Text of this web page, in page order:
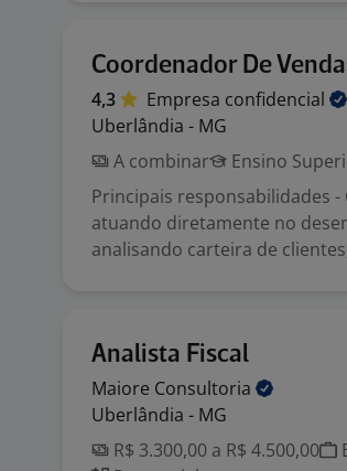
Coordenador De
4,3 Empresa confidencial
Uberlândia - MG
A combinar
Ensino
Principais responsabilidades
atuando diretamente no
analisando carteira de
Analista Fiscal
Maiore Consultoria
Uberlândia - MG
R$ 3.300,00 a R$ 4.500,00